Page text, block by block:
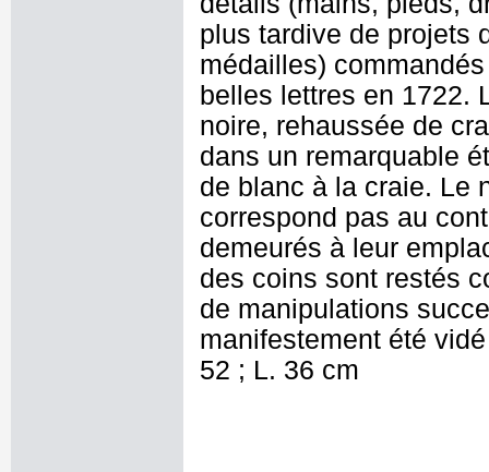
plus tardive de projets
médailles)
belles lettres en 1722.
noire, rehaussée de
dans un remarquable
de blanc à la craie. Le
correspond pas au
demeurés à leur
des coins sont restés
de manipulations
manifestement été
52 ; L. 36 cm